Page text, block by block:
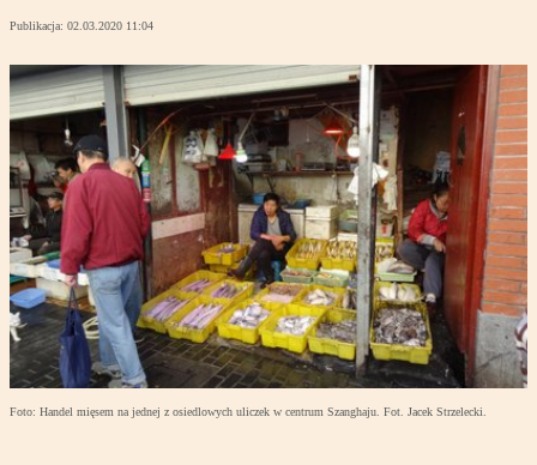
Publikacja: 02.03.2020 11:04
Foto: Handel mięsem na jednej z osiedlowych uliczek w centrum Szanghaju. Fot. Jacek Strzelecki.